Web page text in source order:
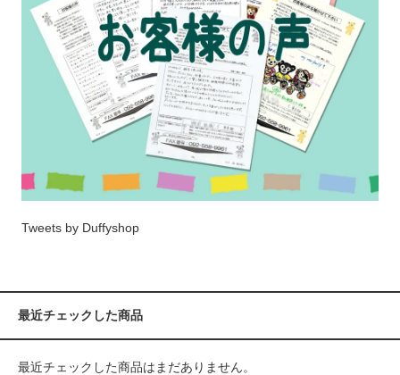
Tweets by Duffyshop
最近チェックした商品
最近チェックした商品はまだありません。